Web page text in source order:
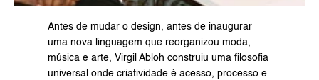
Antes de mudar o design, antes de inaugurar
uma nova linguagem que reorganizou moda,
música e arte, Virgil Abloh construiu uma filosofia
universal onde criatividade é acesso, processo e